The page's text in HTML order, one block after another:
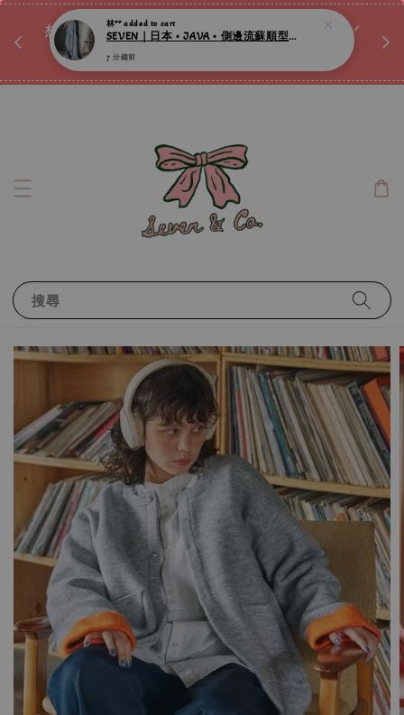
想訂製屬於自己的『水晶手鍊』嗎ꕀ♡ 私訊我們.ᐟ.ᐟ
📣Instagram 這邊按下去
搜尋